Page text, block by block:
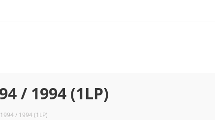
/ 1994 (1LP)
/ 1994 (1LP)